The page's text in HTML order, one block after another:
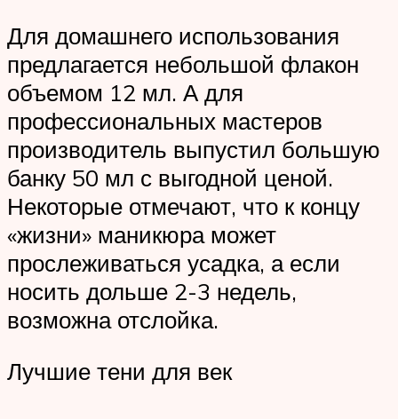
Для домашнего использования
предлагается небольшой флакон
объемом 12 мл. А для
профессиональных мастеров
производитель выпустил большую
банку 50 мл с выгодной ценой.
Некоторые отмечают, что к концу
«жизни» маникюра может
прослеживаться усадка, а если
носить дольше 2-3 недель,
возможна отслойка.
Лучшие тени для век